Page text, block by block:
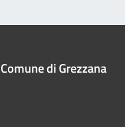
Comune di Grezzana